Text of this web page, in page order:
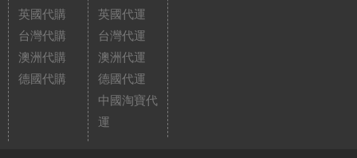
英國代購
台灣代購
澳洲代購
德國代購
英國代運
台灣代運
澳洲代運
德國代運
中國淘寶代
運